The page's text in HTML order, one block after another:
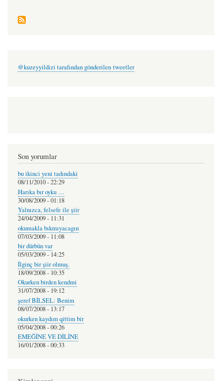
@kuzeyyildizi tarafından gönderilen tweetler
Son yorumlar
bu ikinci yeni tadındaki
08/11/2010 - 22:29
Harıka bır oyku …
30/08/2009 - 01:18
Yalnızca, felsefe ile şiir
24/04/2009 - 11:31
okumakla bıkmıyacagın
07/03/2009 - 11:08
bir dürbün var
05/03/2009 - 14:25
İlginç bir şiir olmuş.
18/09/2008 - 10:35
Okurken birden kendmi
31/07/2008 - 19:12
şeref BİLSEL: Benim
08/07/2008 - 13:17
okurken kaydım qittim bir
05/04/2008 - 00:26
EMEĞİNE VE DİLİNE
16/01/2008 - 00:33